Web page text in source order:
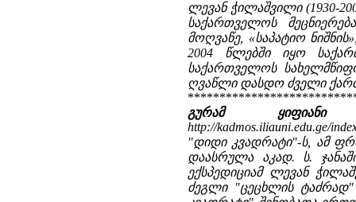
ლევან ჭილაშვილი (1930-
საქართველოს
მოღვაწე, «საპატიო
2004 წლებში იყო
საქართველოს
ღვაწლი დასდო ძველი
გურამ
http://kadmos.iliauni.edu.ge/
"დიდი კვადრატი"-ს, ამ
დაასრულა აკად. ს.
ექსპედიციამ ლევან
ძეგლი "ცეცხლის ტაძრად"